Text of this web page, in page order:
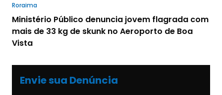
Roraima
Ministério Público denuncia jovem flagrada com
mais de 33 kg de skunk no Aeroporto de Boa
Vista
Envie sua Denúncia